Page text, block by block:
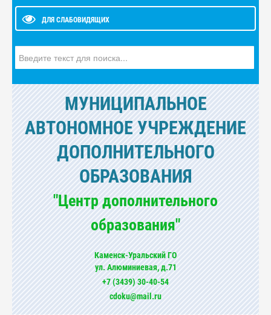
ДЛЯ СЛАБОВИДЯЩИХ
МУНИЦИПАЛЬНОЕ
АВТОНОМНОЕ УЧРЕЖДЕНИЕ
ДОПОЛНИТЕЛЬНОГО
ОБРАЗОВАНИЯ
"Центр дополнительного
образования"
Каменск-Уральский ГО
ул. Алюминиевая, д.71
+7 (3439) 30-40-54
cdoku@mail.ru